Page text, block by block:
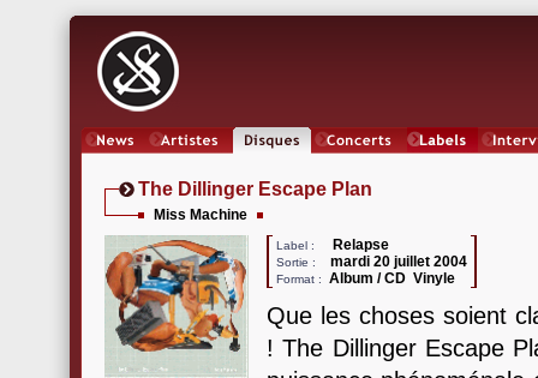
The Dillinger Escape Plan
Miss Machine
Label : Relapse
Sortie : mardi 20 juillet 2004
Format : Album / CD Vinyle
Que les choses soient
! The Dillinger Escape